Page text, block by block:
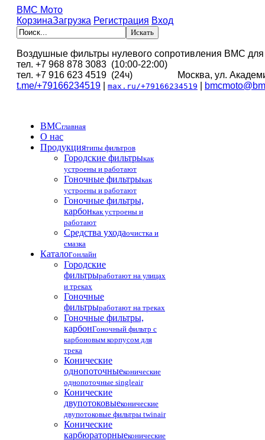
BMC Мото
КорзинаЗагрузка Регистрация Вход
Воздушные фильтры нулевого сопротивления BMC
тел. +7 968 878 3083 (10:00-22:00)
тел. +7 916 623 4519 (24ч) Москва, ул.
t.me/+79166234519
max.ru/+79166234519
BMCглавная
О нас
Продукциятипы фильтров
Городские фильтрыкак
устроены и работают
Гоночные фильтрыкак
устроены и работают
Гоночные фильтры,
карбонкак устроены и
работают
Средства уходаочистка и
смазка
Каталогонлайн
Городские
фильтрыработают на улицах
и треках
Гоночные
фильтрыработают на треках
Гоночные фильтры,
карбонГоночный фильтр с
карбоновым корпусом для
трека
Конические
однопоточныеконические
однопоточные singleair
Конические
двупотоковыеконические
двупотоковые фильтры twinair
Конические
карбюраторныеконические